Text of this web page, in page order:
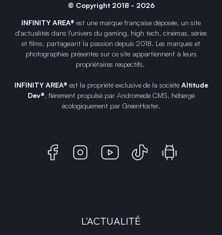
© Copyright 2018 - 2026
INFINITY AREA® est une marque française déposée, un site
d'actualités dans l'univers du gaming, high tech, cinémas, séries
et films, partageant la passion depuis 2018. Les marques et
photographies présentes sur ce site appartiennent à leurs
propriétaires respectifs.
INFINITY AREA® est la propriété exclusive de la société Altitude
Dev®, fièrement propulsé par Andromede CMS, hébergé
écologiquement par GreenHoster.
L'ACTUALITÉ